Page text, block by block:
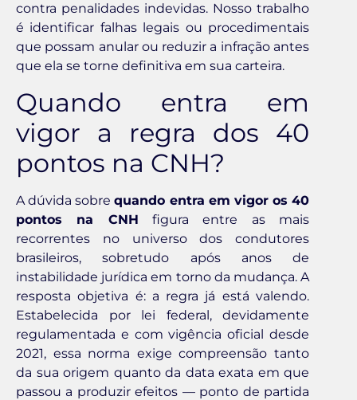
contra penalidades indevidas. Nosso trabalho
é identificar falhas legais ou procedimentais
que possam anular ou reduzir a infração antes
que ela se torne definitiva em sua carteira.
Quando entra em
vigor a regra dos 40
pontos na CNH?
A dúvida sobrequando entra em vigor os 40
pontos na CNH figura entre as mais
recorrentes no universo dos condutores
brasileiros, sobretudo após anos de
instabilidade jurídica em torno da mudança. A
resposta objetiva é: a regra já está valendo.
Estabelecida por lei federal, devidamente
regulamentada e com vigência oficial desde
2021, essa norma exige compreensão tanto
da sua origem quanto da data exata em que
passou a produzir efeitos — ponto de partida